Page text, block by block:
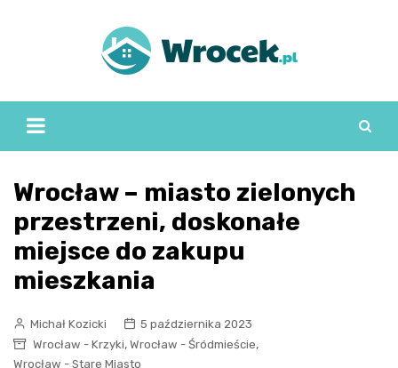
Wrocław – miasto zielonych
przestrzeni, doskonałe
miejsce do zakupu
mieszkania
Michał Kozicki
5 października 2023
Wrocław - Krzyki, Wrocław - Śródmieście,
Wrocław - Stare Miasto